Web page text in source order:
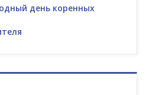
день коренных